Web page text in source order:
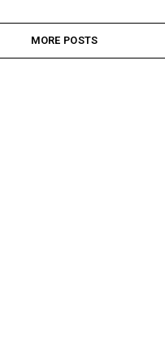
MORE POSTS